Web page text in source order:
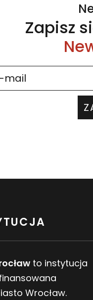
Zapisz
to instytucja
Wrocław.